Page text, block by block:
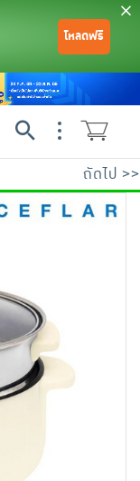
โหลดฟรี
ถัดไป >>